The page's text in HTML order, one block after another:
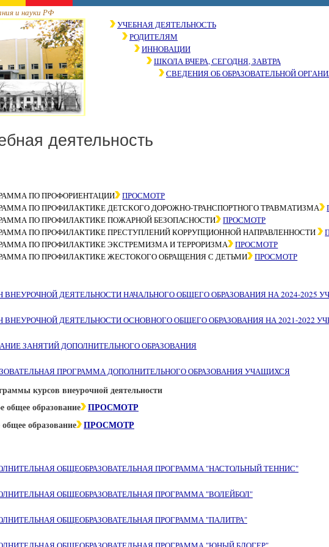
и науки РФ
УЧЕБНАЯ ДЕЯТЕЛЬНОСТЬ
РОДИТЕЛЯМ
ИННОВАЦИИ
ШКОЛА ВЧЕРА, СЕГОДНЯ, ЗАВТРА
СВЕДЕНИЯ ОБ ОБРАЗОВАТЕЛЬНОЙ
деятельность
ПО ПРОФОРИЕНТАЦИИ
ПРОСМОТР
ПО ПРОФИЛАКТИКЕ ДЕТСКОГО ДОРОЖНО-ТРАНСПОРТНОГО ТРАВМАТИЗМА
ПО ПРОФИЛАКТИКЕ ПОЖАРНОЙ БЕЗОПАСНОСТИ
ПРОСМОТР
ПО ПРОФИЛАКТИКЕ ПРЕСТУПЛЕНИЙ КОРРУПЦИОННОЙ НАПРАВЛЕННОСТИ
ПО ПРОФИЛАКТИКЕ ЭКСТРЕМИЗМА И ТЕРРОРИЗМА
ПРОСМОТР
ПО ПРОФИЛАКТИКЕ ЖЕСТОКОГО ОБРАЩЕНИЯ С ДЕТЬМИ
ПРОСМОТР
ВНЕУРОЧНОЙ ДЕЯТЕЛЬНОСТИ НАЧАЛЬНОГО ОБЩЕГО ОБРАЗОВАНИЯ НА 2024-2025
ВНЕУРОЧНОЙ ДЕЯТЕЛЬНОСТИ ОСНОВНОГО ОБЩЕГО ОБРАЗОВАНИЯ НА 2021-2022
ЗАНЯТИЙ ДОПОЛНИТЕЛЬНОГО ОБРАЗОВАНИЯ
ПРОГРАММА ДОПОЛНИТЕЛЬНОГО ОБРАЗОВАНИЯ УЧАЩИХСЯ
курсов внеурочной деятельности
общее образование ПРОСМОТР
образование ПРОСМОТР
ОБЩЕОБРАЗОВАТЕЛЬНАЯ ПРОГРАММА "НАСТОЛЬНЫЙ ТЕННИС"
ОБЩЕОБРАЗОВАТЕЛЬНАЯ ПРОГРАММА "ВОЛЕЙБОЛ"
ОБЩЕОБРАЗОВАТЕЛЬНАЯ ПРОГРАММА "ПАЛИТРА"